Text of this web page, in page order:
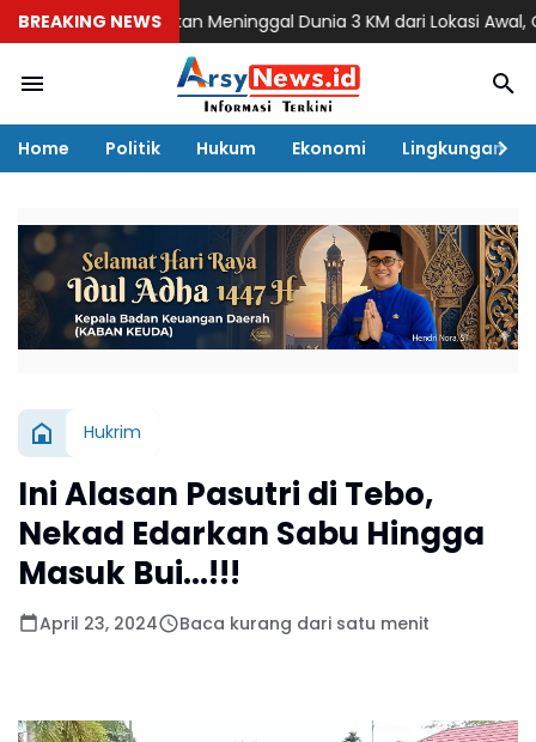
BREAKING NEWS
Ditemukan Meninggal Dunia 3 KM dari Lokasi Awal, Operasi
Home Politik Hukum Ekonomi Lingkungan
Hukrim
Ini Alasan Pasutri di Tebo,
Nekad Edarkan Sabu Hingga
Masuk Bui...!!!
April 23, 2024 Baca kurang dari satu menit